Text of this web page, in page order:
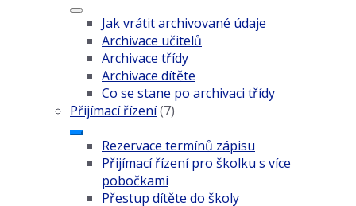
Jak vrátit archivované údaje
Archivace učitelů
Archivace třídy
Archivace dítěte
Co se stane po archivaci třídy
Přijímací řízení(7)
Rezervace termínů zápisu
Přijímací řízení pro školku s více
pobočkami
Přestup dítěte do školy